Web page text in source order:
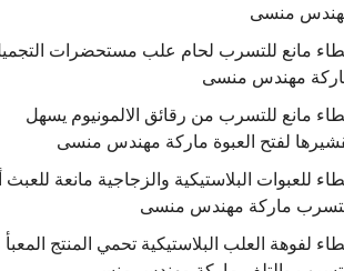
منسى
مانع للتسرب لحام علب مستحضرات
مهندس منسى
مانع للتسرب من رقائق الالمونيوم يسهل
لفتح العبوة ماركة مهندس منسى
للعبوات البلاستيكية والزجاجية مانعة للعبث
ماركة مهندس منسى
لفوهة العلب البلاستيكية تحمي المنتج